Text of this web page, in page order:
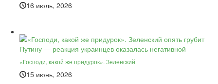
16 июль, 2026
«Господи, какой же придурок». Зеленский
15 июнь, 2026